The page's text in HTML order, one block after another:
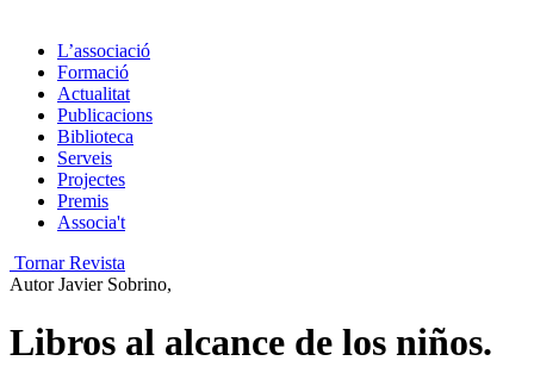
L’associació
Formació
Actualitat
Publicacions
Biblioteca
Serveis
Projectes
Premis
Associa't
Tornar Revista
Autor Javier Sobrino,
Libros al alcance de los niños.